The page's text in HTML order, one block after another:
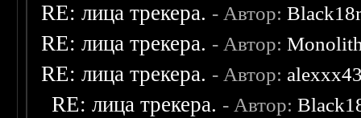
RE: лица трекера. - Автор:
RE: лица трекера. - Автор:
RE: лица трекера. - Автор:
RE: лица трекера. - Автор: